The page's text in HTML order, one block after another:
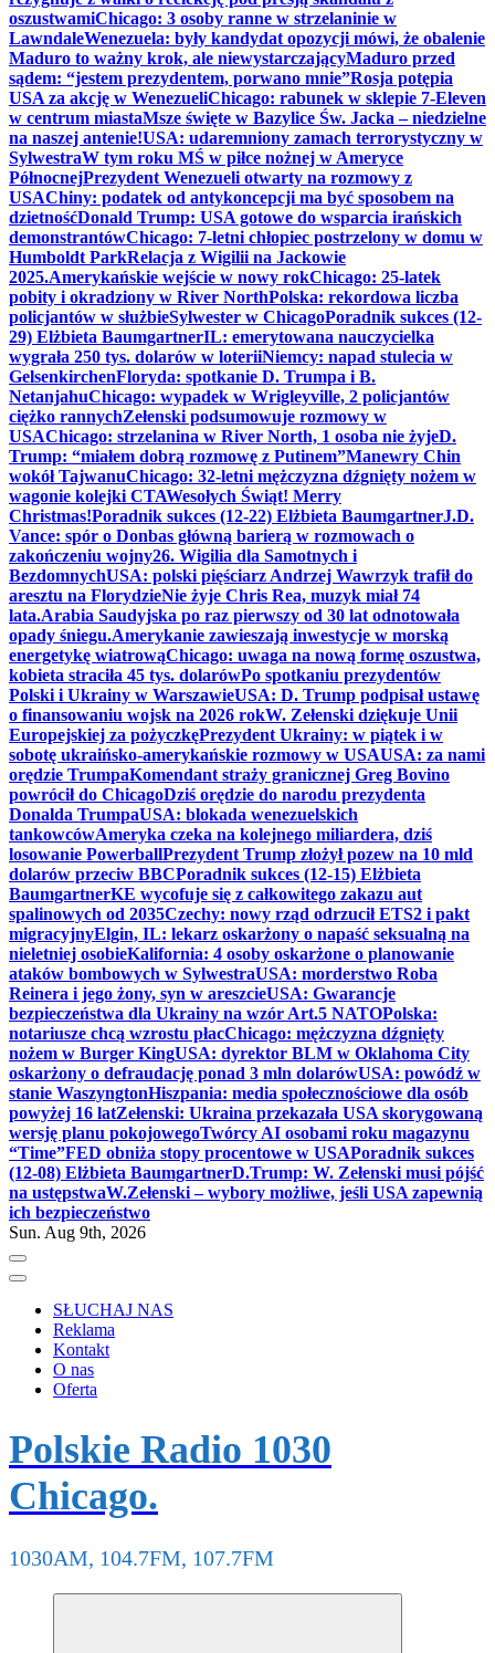
oszustwamiChicago: 3 osoby ranne w strzelaninie w
LawndaleWenezuela: były kandydat opozycji mówi, że obalenie
Maduro to ważny krok, ale niewystarczającyMaduro przed
sądem: “jestem prezydentem, porwano mnie”Rosja potępia
USA za akcję w WenezueliChicago: rabunek w sklepie 7-Eleven
w centrum miastaMsze święte w Bazylice Św. Jacka – niedzielne
na naszej antenie!USA: udaremniony zamach terrorystyczny w
SylwestraW tym roku MŚ w piłce nożnej w Ameryce
PółnocnejPrezydent Wenezueli otwarty na rozmowy z
USAChiny: podatek od antykoncepcji ma być sposobem na
dzietnośćDonald Trump: USA gotowe do wsparcia irańskich
demonstrantówChicago: 7-letni chłopiec postrzelony w domu w
Humboldt ParkRelacja z Wigilii na Jackowie
2025.Amerykańskie wejście w nowy rokChicago: 25-latek
pobity i okradziony w River NorthPolska: rekordowa liczba
policjantów w służbieSylwester w ChicagoPoradnik sukces (12-
29) Elżbieta BaumgartnerIL: emerytowana nauczycielka
wygrała 250 tys. dolarów w loteriiNiemcy: napad stulecia w
GelsenkirchenFloryda: spotkanie D. Trumpa i B.
NetanjahuChicago: wypadek w Wrigleyville, 2 policjantów
ciężko rannychZełenski podsumowuje rozmowy w
USAChicago: strzelanina w River North, 1 osoba nie żyjeD.
Trump: “miałem dobrą rozmowę z Putinem”Manewry Chin
wokół TajwanuChicago: 32-letni mężczyzna dźgnięty nożem w
wagonie kolejki CTAWesołych Świąt! Merry
Christmas!Poradnik sukces (12-22) Elżbieta BaumgartnerJ.D.
Vance: spór o Donbas główną barierą w rozmowach o
zakończeniu wojny26. Wigilia dla Samotnych i
BezdomnychUSA: polski pięściarz Andrzej Wawrzyk trafił do
aresztu na FlorydzieNie żyje Chris Rea, muzyk miał 74
lata.Arabia Saudyjska po raz pierwszy od 30 lat odnotowała
opady śniegu.Amerykanie zawieszają inwestycje w morską
energetykę wiatrowąChicago: uwaga na nową formę oszustwa,
kobieta straciła 45 tys. dolarówPo spotkaniu prezydentów
Polski i Ukrainy w WarszawieUSA: D. Trump podpisał ustawę
o finansowaniu wojsk na 2026 rokW. Zełenski dziękuje Unii
Europejskiej za pożyczkęPrezydent Ukrainy: w piątek i w
sobotę ukraińsko-amerykańskie rozmowy w USAUSA: za nami
orędzie TrumpaKomendant straży granicznej Greg Bovino
powrócił do ChicagoDziś orędzie do narodu prezydenta
Donalda TrumpaUSA: blokada wenezuelskich
tankowcówAmeryka czeka na kolejnego miliardera, dziś
losowanie PowerballPrezydent Trump złożył pozew na 10 mld
dolarów przeciw BBCPoradnik sukces (12-15) Elżbieta
BaumgartnerKE wycofuje się z całkowitego zakazu aut
spalinowych od 2035Czechy: nowy rząd odrzucił ETS2 i pakt
migracyjnyElgin, IL: lekarz oskarżony o napaść seksualną na
nieletniej osobieKalifornia: 4 osoby oskarżone o planowanie
ataków bombowych w SylwestraUSA: morderstwo Roba
Reinera i jego żony, syn w areszcieUSA: Gwarancje
bezpieczeństwa dla Ukrainy na wzór Art.5 NATOPolska:
notariusze chcą wzrostu płacChicago: mężczyzna dźgnięty
nożem w Burger KingUSA: dyrektor BLM w Oklahoma City
oskarżony o defraudację ponad 3 mln dolarówUSA: powódź w
stanie WaszyngtonHiszpania: media społecznościowe dla osób
powyżej 16 latZełenski: Ukraina przekazała USA skorygowaną
wersję planu pokojowegoTwórcy AI osobami roku magazynu
“Time”FED obniża stopy procentowe w USAPoradnik sukces
(12-08) Elżbieta BaumgartnerD.Trump: W. Zełenski musi pójść
na ustępstwaW.Zełenski – wybory możliwe, jeśli USA zapewnią
ich bezpieczeństwo
Sun. Aug 9th, 2026
SŁUCHAJ NAS
Reklama
Kontakt
O nas
Oferta
Polskie Radio 1030
Chicago.
1030AM, 104.7FM, 107.7FM